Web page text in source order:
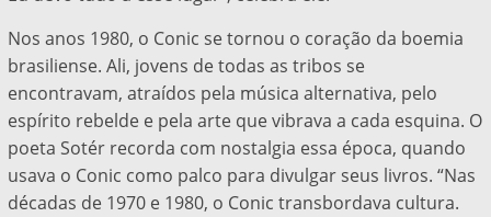
Nos anos 1980, o Conic se tornou o coração da boemia
brasiliense. Ali, jovens de todas as tribos se
encontravam, atraídos pela música alternativa, pelo
espírito rebelde e pela arte que vibrava a cada esquina. O
poeta Sotér recorda com nostalgia essa época, quando
usava o Conic como palco para divulgar seus livros. “Nas
décadas de 1970 e 1980, o Conic transbordava cultura.